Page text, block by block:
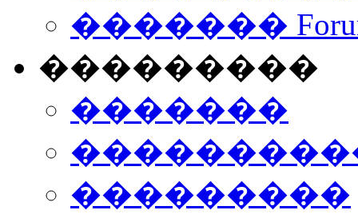
�������
���������
�������
���������